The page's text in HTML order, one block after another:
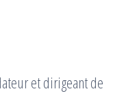
et dirigeant de